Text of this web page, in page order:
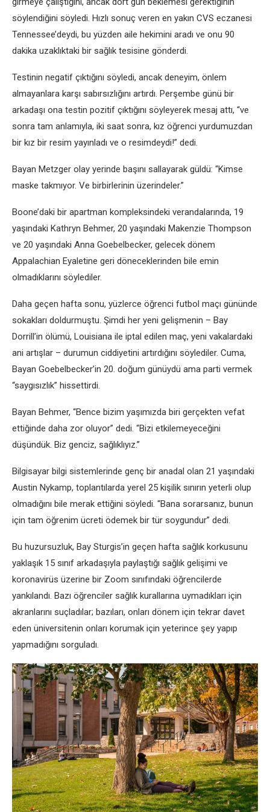
söylendiğini söyledi. Hızlı sonuç veren en yakın CVS eczanesi
Tennessee’deydi, bu yüzden aile hekimini aradı ve onu 90
dakika uzaklıktaki bir sağlık tesisine gönderdi.
Testinin negatif çıktığını söyledi, ancak deneyim, önlem
almayanlara karşı sabırsızlığını artırdı. Perşembe günü bir
arkadaşı ona testin pozitif çıktığını söyleyerek mesaj attı, “ve
sonra tam anlamıyla, iki saat sonra, kız öğrenci yurdumuzdan
bir kız bir resim yayınladı ve o resimdeydi!” dedi.
Bayan Metzger olay yerinde başını sallayarak güldü: “Kimse
maske takmıyor. Ve birbirlerinin üzerindeler.”
Boone’daki bir apartman kompleksindeki verandalarında, 19
yaşındaki Kathryn Behmer, 20 yaşındaki Makenzie Thompson
ve 20 yaşındaki Anna Goebelbecker, gelecek dönem
Appalachian Eyaletine geri döneceklerinden bile emin
olmadıklarını söylediler.
Daha geçen hafta sonu, yüzlerce öğrenci futbol maçı gününde
sokakları doldurmuştu. Şimdi her yeni gelişmenin – Bay
Dorrill’in ölümü, Louisiana ile iptal edilen maç, yeni vakalardaki
ani artışlar – durumun ciddiyetini artırdığını söylediler. Cuma,
Bayan Goebelbecker’in 20. doğum günüydü ama parti vermek
“saygısızlık” hissettirdi.
Bayan Behmer, “Bence bizim yaşımızda biri gerçekten vefat
ettiğinde daha zor oluyor” dedi. “Bizi etkilemeyeceğini
düşündük. Biz genciz, sağlıklıyız.”
Bilgisayar bilgi sistemlerinde genç bir anadal olan 21 yaşındaki
Austin Nykamp, ​​toplantılarda yerel 25 kişilik sınırın yeterli olup
olmadığını bile merak ettiğini söyledi. “Bana sorarsanız, bunun
için tam öğrenim ücreti ödemek bir tür soygundur” dedi.
Bu huzursuzluk, Bay Sturgis’in geçen hafta sağlık korkusunu
yaklaşık 15 sınıf arkadaşıyla paylaştığı sağlık gelişimi ve
koronavirüs üzerine bir Zoom sınıfındaki öğrencilerde
yankılandı. Bazı öğrenciler sağlık kurallarına uymadıkları için
akranlarını suçladılar; bazıları, onları dönem için tekrar davet
eden üniversitenin onları korumak için yeterince şey yapıp
yapmadığını sorguladı.